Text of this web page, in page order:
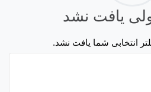
یافت نشد
انتخابی شما یافت نشد.